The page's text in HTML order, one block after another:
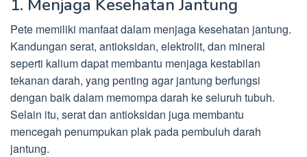
1. Menjaga Kesehatan Jantung
Pete memiliki manfaat dalam menjaga kesehatan jantung.
Kandungan serat, antioksidan, elektrolit, dan mineral
seperti kalium dapat membantu menjaga kestabilan
tekanan darah, yang penting agar jantung berfungsi
dengan baik dalam memompa darah ke seluruh tubuh.
Selain itu, serat dan antioksidan juga membantu
mencegah penumpukan plak pada pembuluh darah
jantung.